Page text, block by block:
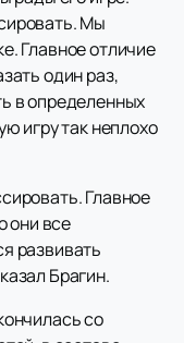
Мы
Главное отличие
один раз,
в определенных
игру так неплохо
Главное
они все
развивать
Брагин.
со